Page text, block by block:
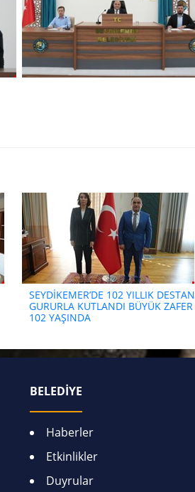
SEYDİKEMER’DE 102 YILLIK DESTAN
GURURLA KUTLANDI BÜYÜK ZAFER
102 YAŞINDA
BELEDİYE
Haberler
Etkinlikler
Duyrular